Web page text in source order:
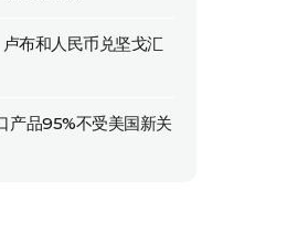
布和人民币兑坚戈汇
产品95%不受美国新关